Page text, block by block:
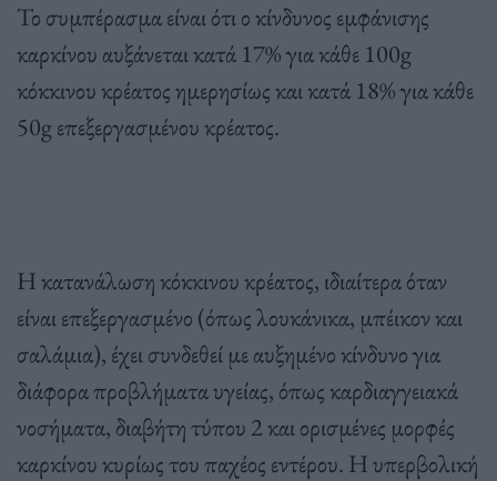
Το συμπέρασμα είναι ότι ο κίνδυνος εμφάνισης
καρκίνου αυξάνεται κατά 17% για κάθε 100g
κόκκινου κρέατος ημερησίως και κατά 18% για κάθε
50g επεξεργασμένου κρέατος.
Η κατανάλωση κόκκινου κρέατος, ιδιαίτερα όταν
είναι επεξεργασμένο (όπως λουκάνικα, μπέικον και
σαλάμια), έχει συνδεθεί με αυξημένο κίνδυνο για
διάφορα προβλήματα υγείας, όπως καρδιαγγειακά
νοσήματα, διαβήτη τύπου 2 και ορισμένες μορφές
καρκίνου κυρίως του παχέος εντέρου. Η υπερβολική